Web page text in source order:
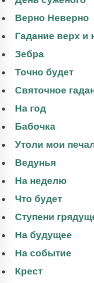
Верно Неверно
Гадание верх и
Зебра
Точно будет
Святочное
На год
Бабочка
Утоли мои
Ведунья
На неделю
Что будет
Ступени
На будущее
На событие
Крест